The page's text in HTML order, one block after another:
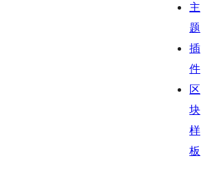
主
题
插
件
区
块
样
板